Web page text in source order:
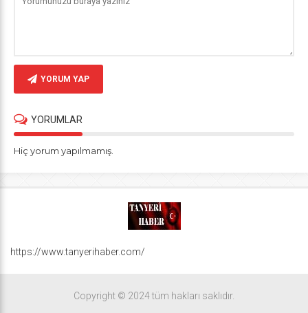
YORUM YAP
YORUMLAR
Hiç yorum yapılmamış.
https://www.tanyerihaber.com/
Copyright © 2024 tüm hakları saklıdır.